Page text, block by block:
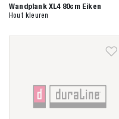
Wandplank XL4 80cm Eiken
Hout kleuren